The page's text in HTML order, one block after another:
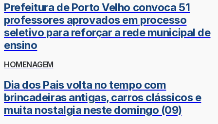
Prefeitura de Porto Velho convoca 51
professores aprovados em processo
seletivo para reforçar a rede municipal de
ensino
HOMENAGEM
Dia dos Pais volta no tempo com
brincadeiras antigas, carros clássicos e
muita nostalgia neste domingo (09)